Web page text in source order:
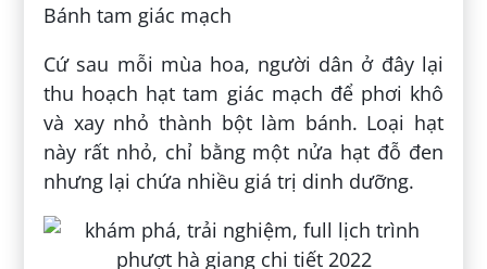
Bánh tam giác mạch
Cứ sau mỗi mùa hoa, người dân ở đây lại
thu hoạch hạt tam giác mạch để phơi khô
và xay nhỏ thành bột làm bánh. Loại hạt
này rất nhỏ, chỉ bằng một nửa hạt đỗ đen
nhưng lại chứa nhiều giá trị dinh dưỡng.